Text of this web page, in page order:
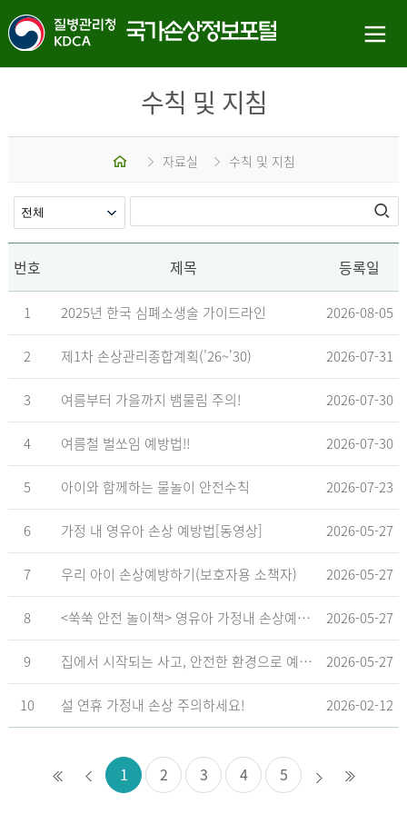
수칙 및 지침
자료실 수칙 및 지침
번호 제목 등록일
1 2025년 한국 심폐소생술 가이드라인 2026-08-05
2 제1차 손상관리종합계획('26~'30) 2026-07-31
3 여름부터 가을까지 뱀물림 주의! 2026-07-30
4 여름철 벌쏘임 예방법!! 2026-07-30
5 아이와 함께하는 물놀이 안전수칙 2026-07-23
6 가정 내 영유아 손상 예방법[동영상] 2026-05-27
7 우리 아이 손상예방하기(보호자용 소책자) 2026-05-27
8 <쑥쑥 안전 놀이책> 영유아 가정내 손상예방_영유아 놀이형 교육 교재 2026-05-27
9 집에서 시작되는 사고, 안전한 환경으로 예방해요 2026-05-27
10 설 연휴 가정내 손상 주의하세요! 2026-02-12
1 2 3 4 5